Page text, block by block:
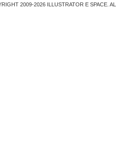
2009-2026 ILLUSTRATOR E SPACE.